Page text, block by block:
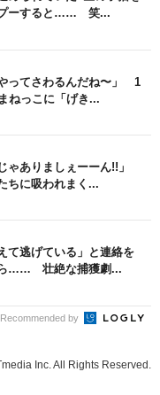
ーすると…… 笑...
ってさわるんだね〜」 1
ねっこに「げき...
ゃありましぇーーん!!」
ちに吸われまく...
て逃げている」と連絡を
ら…… 壮絶な捕獲劇...
Recommended by
Inc. All Rights Reserved.